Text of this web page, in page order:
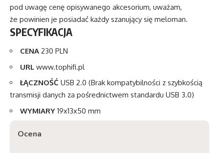
pod uwagę cenę opisywanego akcesorium, uważam,
że powinien je posiadać każdy szanujący się meloman.
SPECYFIKACJA
CENA 230 PLN
URL www.tophifi.pl
ŁĄCZNOŚĆ USB 2.0 (Brak kompatybilności z szybkością
transmisji danych za pośrednictwem standardu USB 3.0)
WYMIARY 19x13x50 mm
Ocena